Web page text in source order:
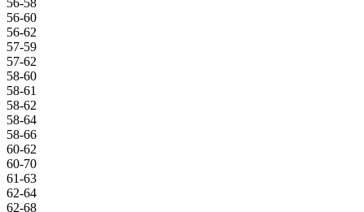
56-60
56-62
57-59
57-62
58-60
58-61
58-62
58-64
58-66
60-62
60-70
61-63
62-64
62-68